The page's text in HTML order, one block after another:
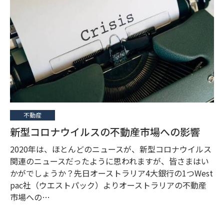
不動産
新型コロナウイルスの不動産市場への影響
2020年は、ほとんどのニュースが、新型コロナウイルス
関連のニュースだったように思われますが、皆さまはい
かがでしょうか？先日オーストラリア4大銀行の1つWest
pac社（ウエストパック）よりオーストラリアの不動産
市場への…